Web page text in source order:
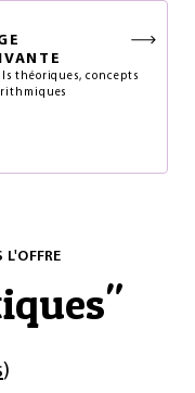
théoriques, concepts
"
)